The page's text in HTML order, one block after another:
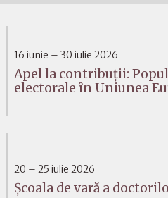
16 iunie – 30 iulie 2026
Apel la contribuții:
electorale în Uniunea
20 – 25 iulie 2026
Școala de vară a